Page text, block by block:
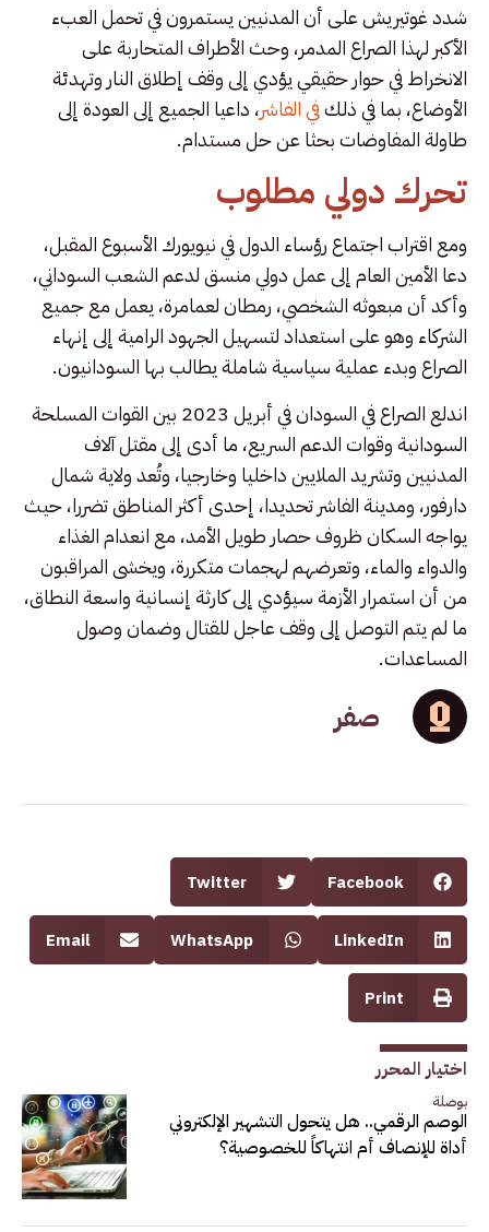
شدد غوتيريش على أن المدنيين يستمرون في تحمل العبء
الأكبر لهذا الصراع المدمر، وحث الأطراف المتحاربة على
الانخراط في حوار حقيقي يؤدي إلى وقف إطلاق النار وتهدئة
الأوضاع، بما في ذلكفي الفاشر، داعيا الجميع إلى العودة إلى
طاولة المفاوضات بحثا عن حل مستدام.
تحرك دولي مطلوب
ومع اقتراب اجتماع رؤساء الدول في نيويورك الأسبوع المقبل،
دعا الأمين العام إلى عمل دولي منسق لدعم الشعب السوداني،
وأكد أن مبعوثه الشخصي، رمطان لعمامرة، يعمل مع جميع
الشركاء وهو على استعداد لتسهيل الجهود الرامية إلى إنهاء
الصراع وبدء عملية سياسية شاملة يطالب بها السودانيون.
اندلع الصراع في السودان في أبريل 2023 بين القوات المسلحة
السودانية وقوات الدعم السريع، ما أدى إلى مقتل آلاف
المدنيين وتشريد الملايين داخليا وخارجيا، وتُعد ولاية شمال
دارفور، ومدينة الفاشر تحديدا، إحدى أكثر المناطق تضررا، حيث
يواجه السكان ظروف حصار طويل الأمد، مع انعدام الغذاء
والدواء والماء، وتعرضهم لهجمات متكررة، ويخشى المراقبون
من أن استمرار الأزمة سيؤدي إلى كارثة إنسانية واسعة النطاق،
ما لم يتم التوصل إلى وقف عاجل للقتال وضمان وصول
المساعدات.
صفر
Facebook
Twitter
LinkedIn
WhatsApp
Email
Print
اختيار المحرر
بوصلة
الوصم الرقمي.. هل يتحول التشهير الإلكتروني
أداة للإنصاف أم انتهاكاً للخصوصية؟